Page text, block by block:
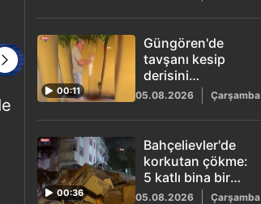
00:11
Güngören'de
tavşanı kesip
derisini
yüzmüştü:
Başsavcılık
gözaltı kararını
duyurdu
05.08.2026 Çarşamba
00:36
Bahçelievler'de
korkutan çökme:
5 katlı bina bir
anda yıkıldı
05.08.2026 Çarşamba